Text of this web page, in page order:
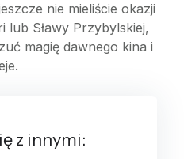
nie mieliście okazji
lub Sławy Przybylskiej,
magię dawnego kina i
z innymi: